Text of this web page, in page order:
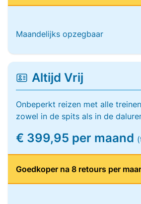
Maandelijks opzegbaar
Altijd Vrij
Onbeperkt reizen met alle
zowel in de spits als in de
€ 399,95 per maand
Goedkoper na 8 retours per